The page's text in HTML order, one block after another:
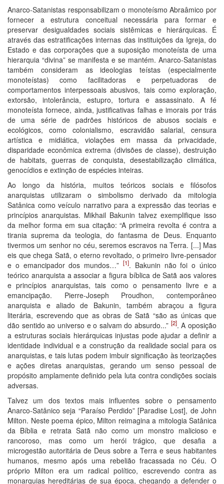
Anarco-Satanistas responsabilizam o monoteísmo Abraâmico por
fornecer a estrutura conceitual necessária para formar e
preservar desigualdades sociais sistêmicas e hierárquicas. É
através das estratificações internas das instituições da Igreja, do
Estado e das corporações que a suposição monoteísta de uma
hierarquia “divina” se manifesta e se mantém. Anarco-Satanistas
também consideram as ideologias teístas (especialmente
monoteístas) como facilitadoras e perpetuadoras de
comportamentos interpessoais abusivos, tais como exploração,
extorsão, intolerância, estupro, tortura e assassinato. A fé
monoteísta fornece, ainda, justificativas falhas e imorais por trás
de uma série de padrões históricos de abusos sociais e
ecológicos, como colonialismo, escravidão salarial, censura
artística e midiática, violações em massa da privacidade,
disparidade econômica extrema (divisões de classe), destruição
de habitats, guerras de conquista, desestabilização climática,
genocídios e extinção de espécies inteiras.
Ao longo da história, muitos teóricos sociais e filósofos
anarquistas utilizaram o simbolismo derivado da mitologia
Satânica como veículo narrativo para a expressão das teorias e
princípios anarquistas. Mikhail Bakunin talvez exemplifique isso
da melhor forma em sua citação: “A primeira revolta é contra a
tirania suprema da teologia, do fantasma de Deus. Enquanto
tivermos um senhor no céu, seremos escravos na Terra. [...] Mas
eis que chega Satã, o eterno revoltado, o primeiro livre-pensador
e o emancipador dos mundos…” [1]. Bakunin não foi o único
teórico anarquista a associar a figura bíblica de Satã aos valores
e princípios anarquistas, tais como o pensamento livre e a
emancipação. Pierre-Joseph Proudhon, contemporâneo
anarquista e aliado de Bakunin, também abraçou a figura
literária, escrevendo que as obras de Satã “são as únicas que
dão sentido ao universo e o salvam do absurdo...” [2]. A oposição
a estruturas sociais hierárquicas injustas pode ajudar a definir a
identidade individual e a construção da realidade social para os
anarquistas, e tais lutas podem imbuir significação às teorizações
e ações diretas anarquistas, gerando um senso pessoal de
propósito amplamente definido pela luta contra condições sociais
adversas.
Talvez um dos textos mais influentes sobre o pensamento
Anarco-Satânico seja “Paraíso Perdido” [Paradise Lost], de John
Milton. Neste poema épico, Milton reimagina a mitologia Satânica
da Bíblia e retrata Satã não como um monstro malicioso e
rancoroso, mas como um herói trágico, que desafia a
microgestão autoritária de Deus sobre a Terra e seus habitantes
humanos, mesmo após uma rebelião fracassada no Céu. O
próprio Milton era um radical político, escrevendo contra as
monarquias hereditárias de sua época, chegando a defender o